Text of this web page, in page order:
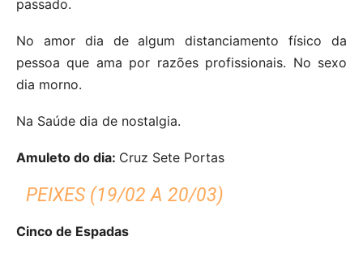
passado.
No amor dia de algum distanciamento físico da
pessoa que ama por razões profissionais. No sexo
dia morno.
Na Saúde dia de nostalgia.
Amuleto do dia: Cruz Sete Portas
PEIXES (19/02 A 20/03)
Cinco de Espadas